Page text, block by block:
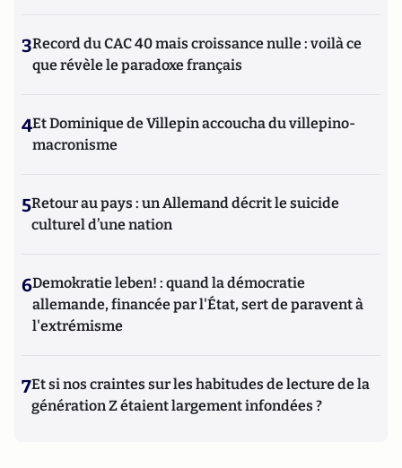
3Record du CAC 40 mais croissance nulle : voilà ce
que révèle le paradoxe français
4Et Dominique de Villepin accoucha du villepino-
macronisme
5Retour au pays : un Allemand décrit le suicide
culturel d’une nation
6Demokratie leben! : quand la démocratie
allemande, financée par l'État, sert de paravent à
l'extrémisme
7Et si nos craintes sur les habitudes de lecture de la
génération Z étaient largement infondées ?